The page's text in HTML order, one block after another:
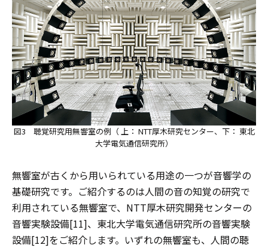
図3 聴覚研究用無響室の例（ 上： NTT厚木研究センター、下： 東北
大学電気通信研究所）
無響室が古くから用いられている用途の一つが音響学の
基礎研究です。ご紹介するのは人間の音の知覚の研究で
利用されている無響室で、NTT厚木研究開発センターの
音響実験設備[11]、東北大学電気通信研究所の音響実験
設備[12]をご紹介します。いずれの無響室も、人間の聴